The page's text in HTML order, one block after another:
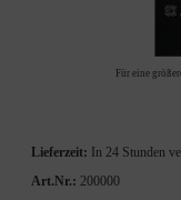
Für eine
Lieferzeit:
In 24 Stunden
Art.Nr.: 200000